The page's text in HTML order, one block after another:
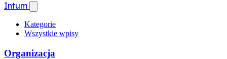
Intum
Kategorie
Wszystkie wpisy
Organizacja